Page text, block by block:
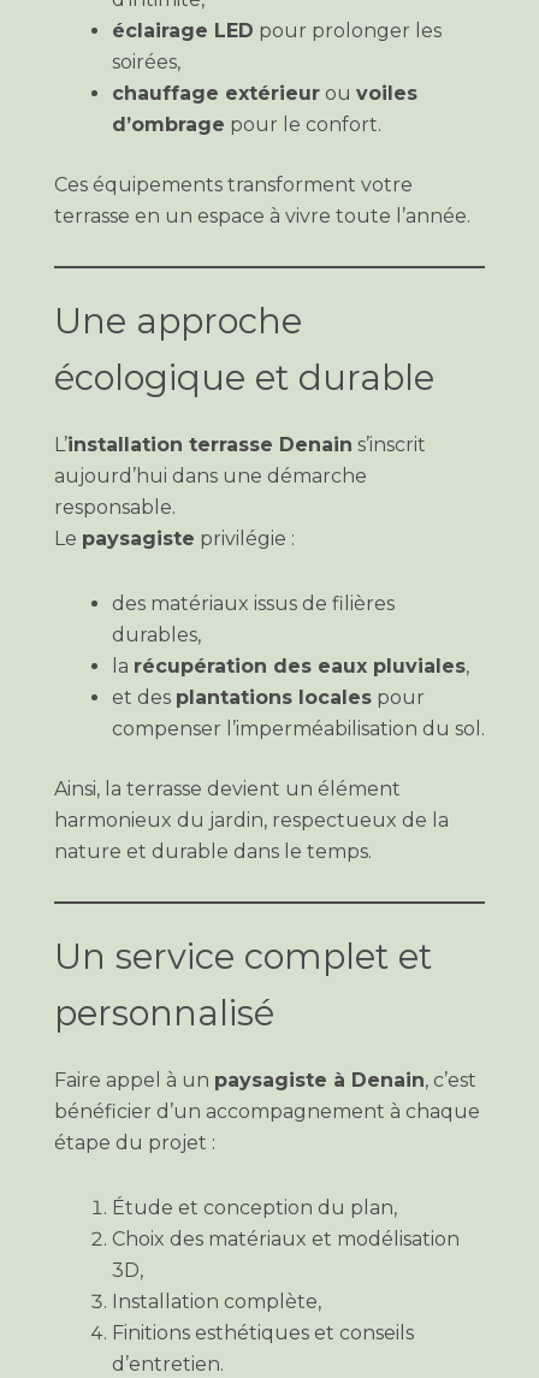
éclairage LED pour prolonger les
soirées,
chauffage extérieur ou voiles
d’ombrage pour le confort.
Ces équipements transforment votre
terrasse en un espace à vivre toute l’année.
Une approche
écologique et durable
L’installation terrasse Denain s’inscrit
aujourd’hui dans une démarche
responsable.
Le paysagiste privilégie :
des matériaux issus de filières
durables,
la récupération des eaux pluviales,
et des plantations locales pour
compenser l’imperméabilisation du sol.
Ainsi, la terrasse devient un élément
harmonieux du jardin, respectueux de la
nature et durable dans le temps.
Un service complet et
personnalisé
Faire appel à un paysagiste à Denain, c’est
bénéficier d’un accompagnement à chaque
étape du projet :
Étude et conception du plan,
Choix des matériaux et modélisation
3D,
Installation complète,
Finitions esthétiques et conseils
d’entretien.